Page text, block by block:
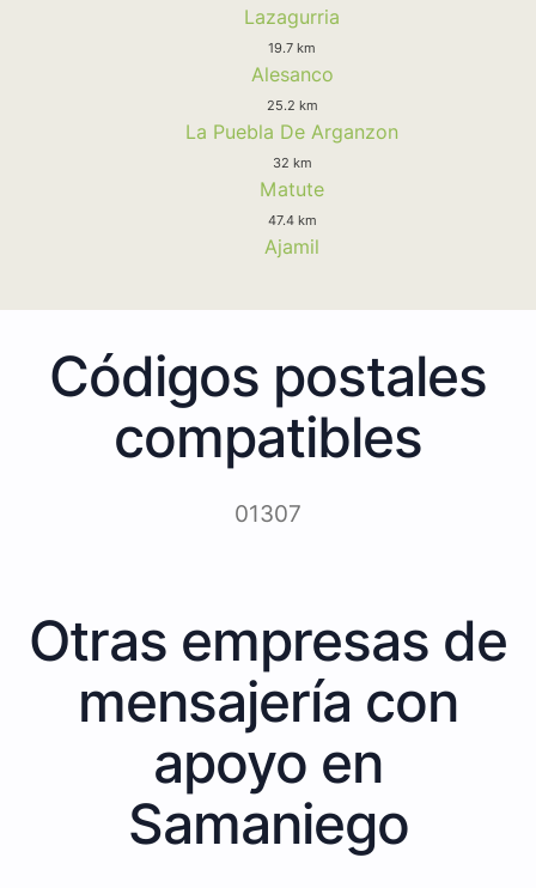
Lazagurria
19.7 km
Alesanco
25.2 km
La Puebla De Arganzon
32 km
Matute
47.4 km
Ajamil
Códigos postales
compatibles
01307
Otras empresas de
mensajería con
apoyo en
Samaniego